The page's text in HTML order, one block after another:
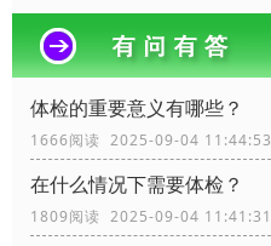
体检的重要意义有哪些？
1666阅读 2025-09-04 11:44:53
在什么情况下需要体检？
1809阅读 2025-09-04 11:41:31